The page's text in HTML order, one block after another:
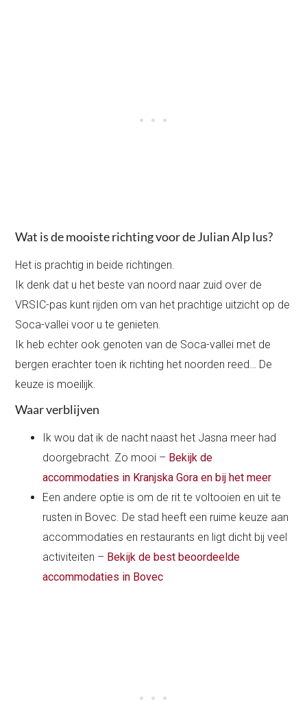
Wat is de mooiste richting voor de Julian Alp lus?
Het is prachtig in beide richtingen.
Ik denk dat u het beste van noord naar zuid over de
VRSIC-pas kunt rijden om van het prachtige uitzicht op de
Soca-vallei voor u te genieten.
Ik heb echter ook genoten van de Soca-vallei met de
bergen erachter toen ik richting het noorden reed… De
keuze is moeilijk.
Waar verblijven
Ik wou dat ik de nacht naast het Jasna meer had
doorgebracht. Zo mooi – Bekijk de
accommodaties in Kranjska Gora en bij het meer
Een andere optie is om de rit te voltooien en uit te
rusten in Bovec. De stad heeft een ruime keuze aan
accommodaties en restaurants en ligt dicht bij veel
activiteiten – Bekijk de best beoordeelde
accommodaties in Bovec